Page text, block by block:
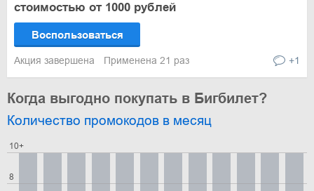
стоимостью от 1000 рублей
Воспользоваться
Акция завершена Применена 21 раз +1
Когда выгодно покупать в Бигбилет?
Количество промокодов в месяц
8
10+